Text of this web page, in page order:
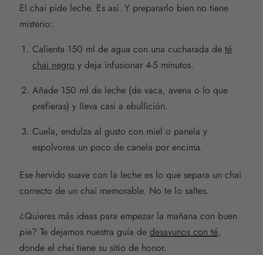
El chai pide leche. Es así. Y prepararlo bien no tiene
misterio:
Calienta 150 ml de agua con una cucharada de té
chai negro y deja infusionar 4-5 minutos.
Añade 150 ml de leche (de vaca, avena o lo que
prefieras) y lleva casi a ebullición.
Cuela, endulza al gusto con miel o panela y
espolvorea un poco de canela por encima.
Ese hervido suave con la leche es lo que separa un chai
correcto de un chai memorable. No te lo saltes.
¿Quieres más ideas para empezar la mañana con buen
pie? Te dejamos nuestra guía de desayunos con té,
donde el chai tiene su sitio de honor.